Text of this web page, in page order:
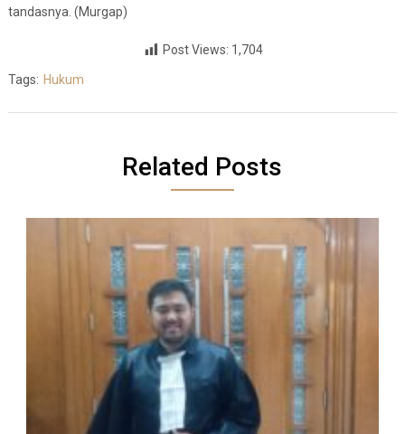
tandasnya. (Murgap)
Post Views: 1,704
Tags: Hukum
Related Posts